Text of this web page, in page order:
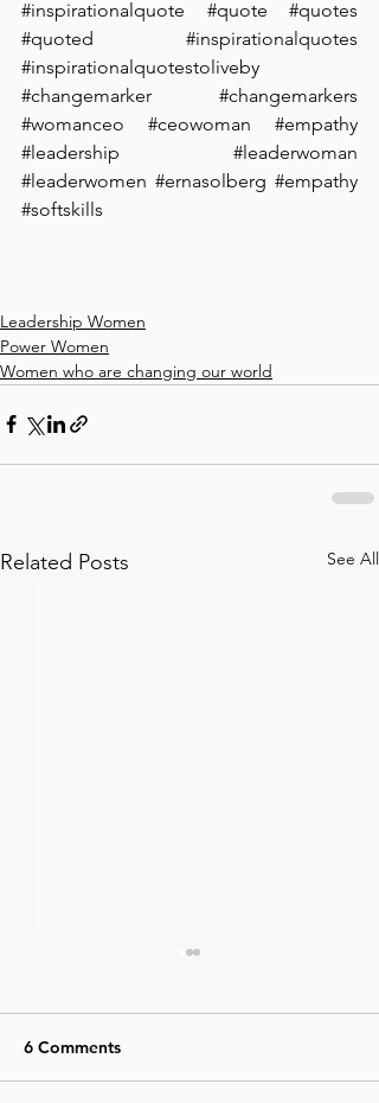
#inspirationalquote #quote
#quotes
#quoted
#inspirationalquotes
#inspirationalquotestoliveby
#changemarker
#changemarkers
#womanceo
#ceowoman #
#leadership
#leaderwoman
#leaderwomen #ernasolberg #empathy
#softskills
Leadership Women
Power Women
Women who are changing our world
Related Posts See All
6 Comments